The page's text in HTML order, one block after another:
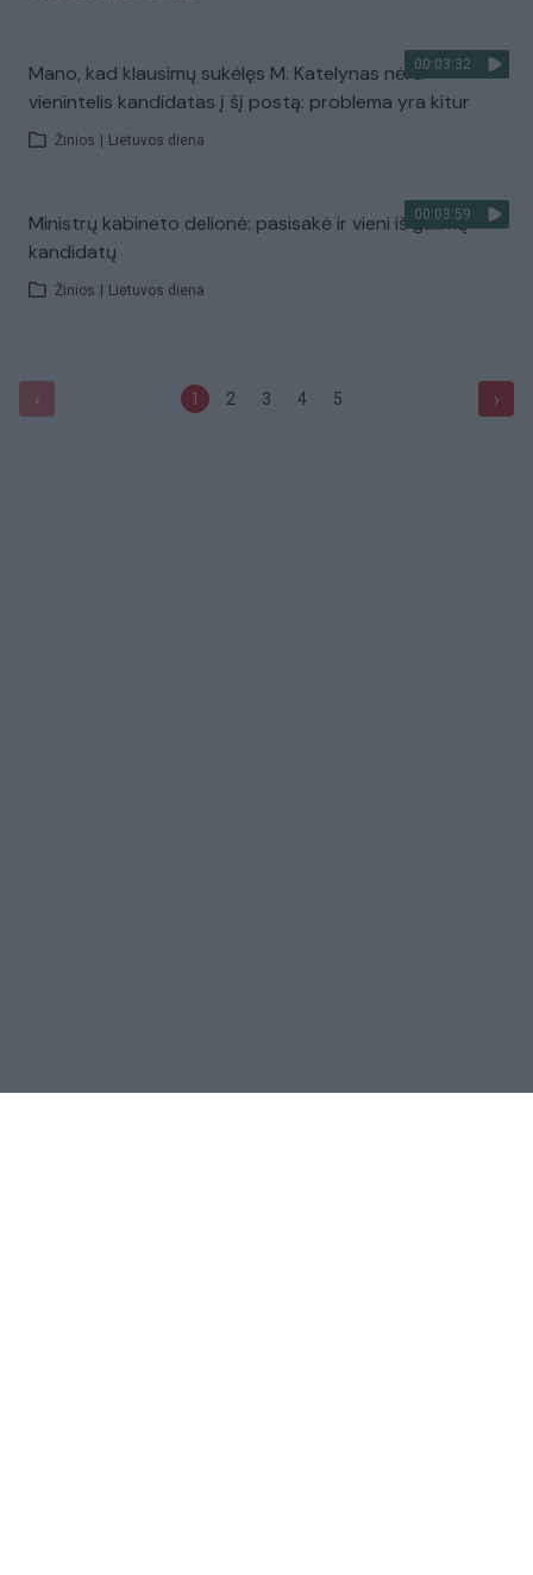
00:03:32
Mano, kad klausimų sukėlęs M. Katelynas nėra
vienintelis kandidatas į šį postą: problema yra kitur
Žinios Lietuvos diena
00:03:59
Ministrų kabineto delionė: pasisakė ir vieni iš galimų
kandidatų
Žinios Lietuvos diena
‹ 1 2 3 4 5 ›